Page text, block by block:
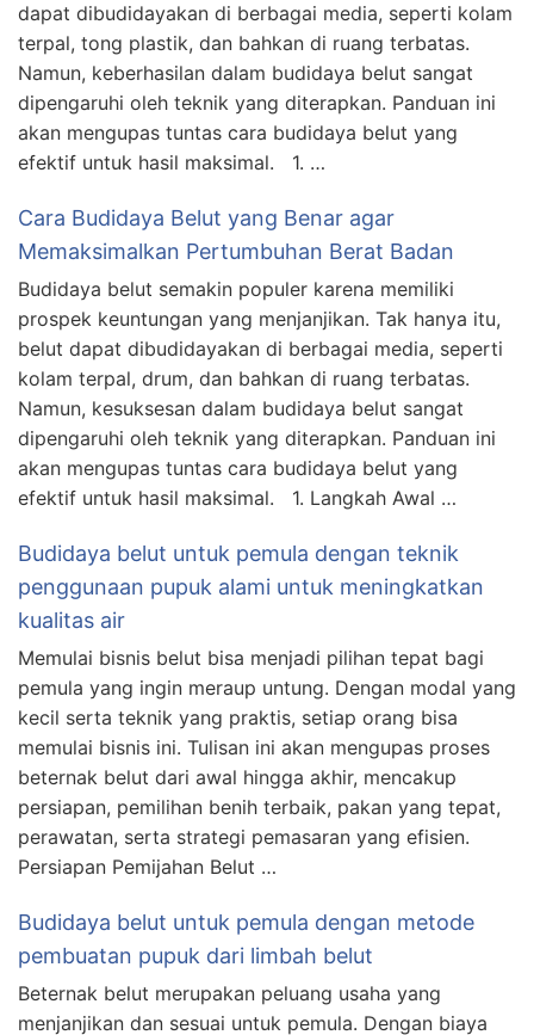
dapat dibudidayakan di berbagai media, seperti kolam
terpal, tong plastik, dan bahkan di ruang terbatas.
Namun, keberhasilan dalam budidaya belut sangat
dipengaruhi oleh teknik yang diterapkan. Panduan ini
akan mengupas tuntas cara budidaya belut yang
efektif untuk hasil maksimal. 1. …
Cara Budidaya Belut yang Benar agar
Memaksimalkan Pertumbuhan Berat Badan
Budidaya belut semakin populer karena memiliki
prospek keuntungan yang menjanjikan. Tak hanya itu,
belut dapat dibudidayakan di berbagai media, seperti
kolam terpal, drum, dan bahkan di ruang terbatas.
Namun, kesuksesan dalam budidaya belut sangat
dipengaruhi oleh teknik yang diterapkan. Panduan ini
akan mengupas tuntas cara budidaya belut yang
efektif untuk hasil maksimal. 1. Langkah Awal …
Budidaya belut untuk pemula dengan teknik
penggunaan pupuk alami untuk meningkatkan
kualitas air
Memulai bisnis belut bisa menjadi pilihan tepat bagi
pemula yang ingin meraup untung. Dengan modal yang
kecil serta teknik yang praktis, setiap orang bisa
memulai bisnis ini. Tulisan ini akan mengupas proses
beternak belut dari awal hingga akhir, mencakup
persiapan, pemilihan benih terbaik, pakan yang tepat,
perawatan, serta strategi pemasaran yang efisien.
Persiapan Pemijahan Belut …
Budidaya belut untuk pemula dengan metode
pembuatan pupuk dari limbah belut
Beternak belut merupakan peluang usaha yang
menjanjikan dan sesuai untuk pemula. Dengan biaya